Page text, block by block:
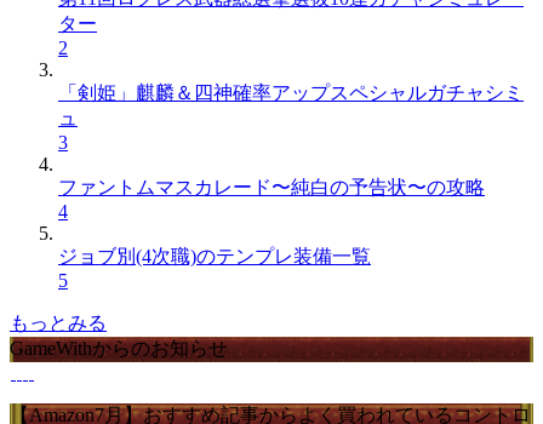
ター
2
「剣姫」麒麟＆四神確率アップスペシャルガチャシミ
ュ
3
ファントムマスカレード〜純白の予告状〜の攻略
4
ジョブ別(4次職)のテンプレ装備一覧
5
もっとみる
GameWithからのお知らせ
【Amazon7月】おすすめ記事からよく買われているコントロ